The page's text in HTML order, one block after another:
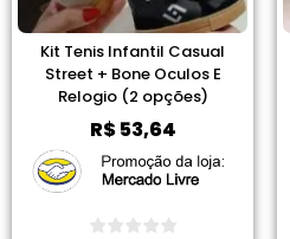
Kit Tenis Infantil Casual
Street + Bone Oculos E
Relogio (2 opções)
R$53,64